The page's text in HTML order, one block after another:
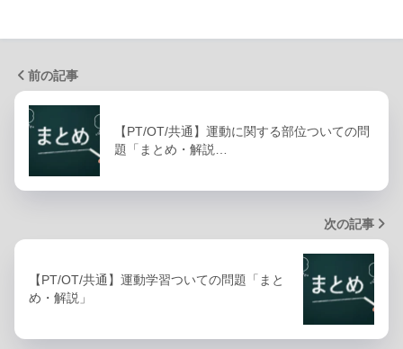
前の記事
【PT/OT/共通】運動に関する部位ついての問
題「まとめ・解説…
次の記事
【PT/OT/共通】運動学習ついての問題「まと
め・解説」